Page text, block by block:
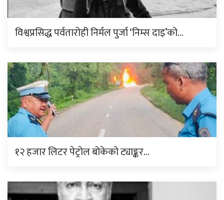
विश्वप्रसिद्ध पर्वतारोही निर्मल पुर्जा ‘निम्स दाइ’को…
१२ हजार लिटर पेट्रोल बोकेको ट्याङ्कर…